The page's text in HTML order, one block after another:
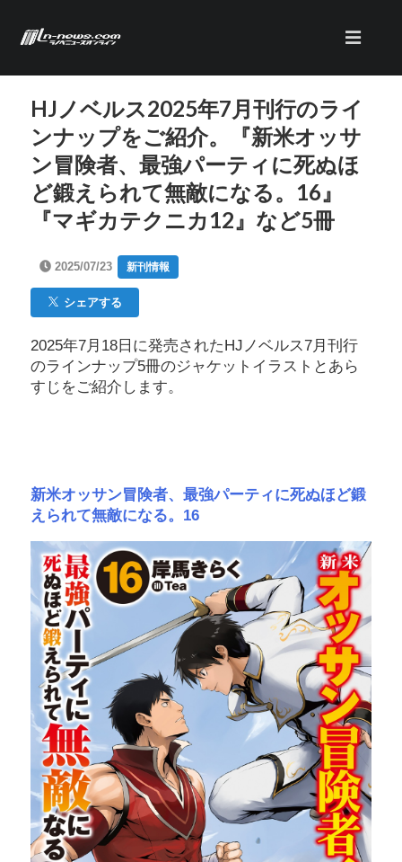
HJノベルス2025年7月刊行のライ
ンナップをご紹介。『新米オッサ
ン冒険者、最強パーティに死ぬほ
ど鍛えられて無敵になる。16』
『マギカテクニカ12』など5冊
2025/07/23 新刊情報
シェアする
2025年7月18日に発売されたHJノベルス7月刊行
のラインナップ5冊のジャケットイラストとあら
すじをご紹介します。
新米オッサン冒険者、最強パーティに死ぬほど鍛
えられて無敵になる。16